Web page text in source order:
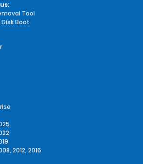
Tool
Boot
2012, 2016